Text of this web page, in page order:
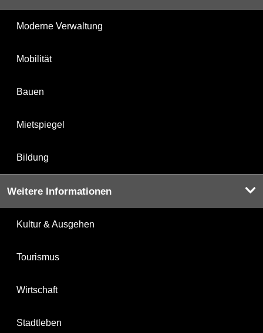
Moderne Verwaltung
Mobilität
Bauen
Mietspiegel
Bildung
Weitere Informationen
Kultur & Ausgehen
Tourismus
Wirtschaft
Stadtleben